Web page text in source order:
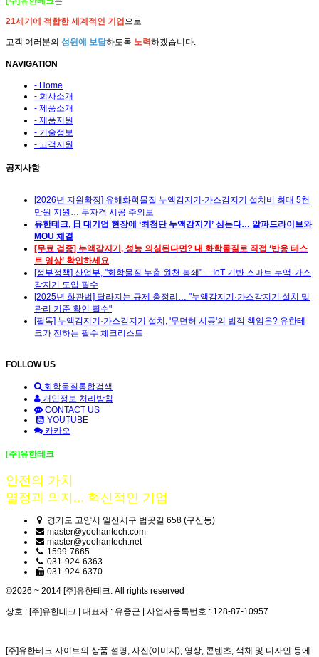
21세기에 적합한 세계적인 기업 으로
고객 여러분의 성원에 보답하도록 노력하겠습니다.
NAVIGATION
- Home
- 회사소개
- 제품소개
- 제품지원
- 기술정보
- 고객지원
공지사항
[2026년 지원확정] 유해화학물질 누액감지기·가스감지기 설치비 최대 5천
만원 지원… 무자격 시공 주의보
유한테크, 日 대기업 현장에 ‘최첨단 누액감지기’ 심는다… 알파드라이브와
MOU 체결
[무료 검증] 누액감지기, 성능 의심된다면? 내 화학물질로 직접 ‘반응 테스
트 영상’ 확인하세요
[정부정책] 산업부, "화학물질 누출 원천 봉쇄"… IoT 기반 스마트 누액·가스
감지기 도입 필수
[2025년 화관법] 달라지는 규제 총정리… "누액감지기·가스감지기 설치 및
관리 기준 확인 필수"
[필독] 누액감지기·가스감지기 설치, '무면허 시공'의 법적 책임은? 유한테
크가 전하는 필수 체크리스트
FOLLOW US
화학물질통합검색
개인정보 처리방침
CONTACT US
YOUTUBE
카카오
[주]유한테크
안전의 가치
열정과 의지... 혁신적인 기업
경기도 고양시 일산서구 법곳길 658 (구산동)
master@yoohantech.com
master@yoohantech.net
1599-7665
031-924-6363
031-924-6370
©2026 ~ 2014 [주]유한테크. All rights reserved
상호 : [주]유한테크 | 대표자 : 유종근 | 사업자등록번호 : 128-87-10957
[주]유한테크 사이트의 상품 설명, 사진(이미지), 영상, 콘텐츠, 색채 및 디자인 등에